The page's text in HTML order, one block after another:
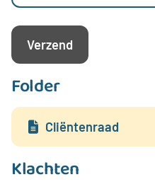
Folder
Cliëntenraad
Klachten